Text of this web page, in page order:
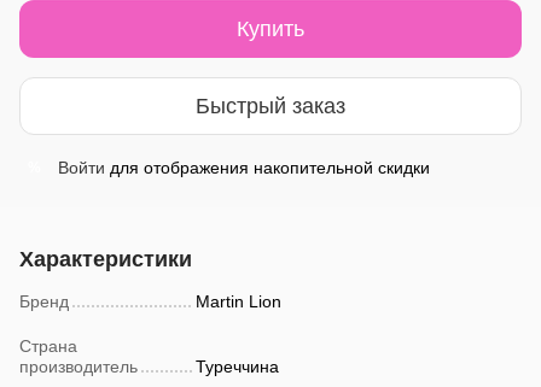
Купить
Быстрый заказ
Войти для отображения накопительной скидки
Характеристики
Бренд Martin Lion
Страна
производитель
Туреччина